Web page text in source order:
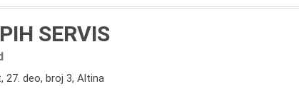
SERVIS
27. deo, broj 3, Altina